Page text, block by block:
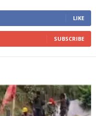
LIKE
SUBSCRIBE